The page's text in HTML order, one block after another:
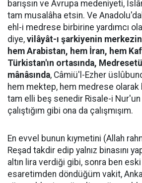
barışsın ve Avrupa medeniyeti,
tam musalâha etsin. Ve
ehl-i medrese birbirine yardımcı
diye, vilâyât-ı şarkiyenin
hem Arabistan, hem İran, hem
Türkistan'ın ortasında,
mânâsında, Câmiü'l-Ezher
hem mektep, hem medrese
tam elli beş senedir Risale-i Nur'un
çalıştığım gibi ona da çalışmışım.
En evvel bunun kıymetini (Allah
Reşad takdir edip yalnız binasını
altın lira verdiği gibi, sonra ben
esaretimden döndüğüm vakit,